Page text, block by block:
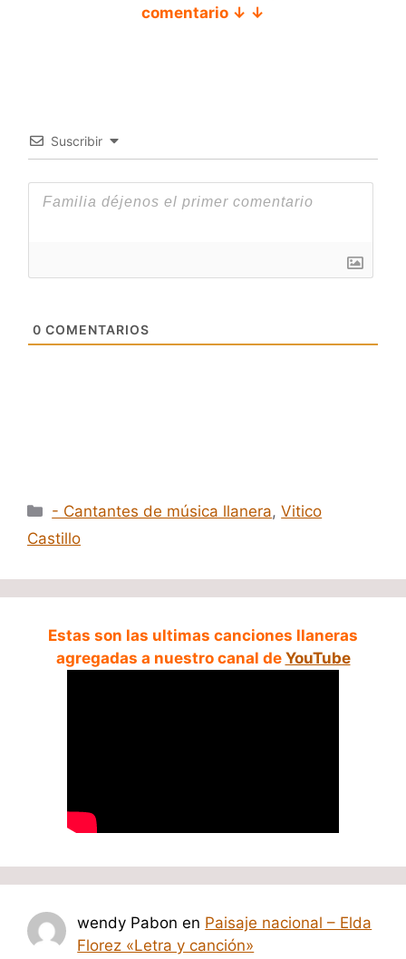
comentario ↓ ↓
Suscribir
0 COMENTARIOS
Categorías
- Cantantes de música llanera,Vitico
Castillo
Estas son las ultimas canciones llaneras
agregadas a nuestro canal de YouTube
wendy Pabon en Paisaje nacional – Elda
Florez «Letra y canción»